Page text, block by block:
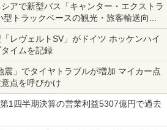
アで新型バス「キャンター・エクストラ
トラックベースの観光・旅客輸送向け
レヴェルトSV」がドイツ ホッケンハイ
イムを記録
震」でタイヤトラブルが増加 マイカー点
点を呼びかけ
1四半期決算の営業利益5307億円で過去